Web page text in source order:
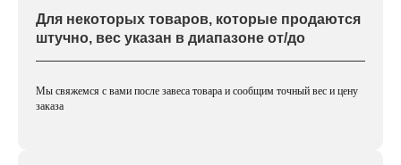
Для некоторых товаров, которые продаются
штучно, вес указан в диапазоне от/до
Мы свяжемся с вами после завеса товара и сообщим точный вес и цену
заказа